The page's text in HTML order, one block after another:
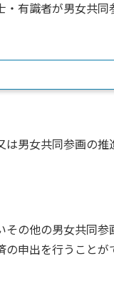
有識者が男女共同
男女共同参画の推
の他の男女共同参
申出を行うことが